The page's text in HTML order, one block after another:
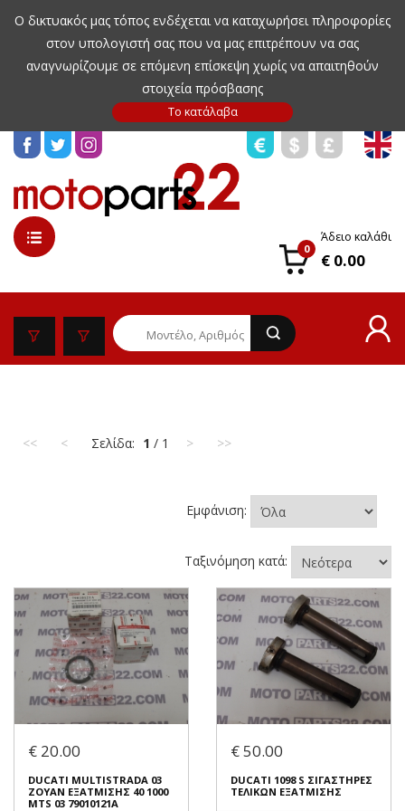
Ο δικτυακός μας τόπος ενδέχεται να καταχωρήσει πληροφορίες
στον υπολογιστή σας που να μας επιτρέπουν να σας
αναγνωρίζουμε σε επόμενη επίσκεψη χωρίς να απαιτηθούν
στοιχεία πρόσβασης
0
Άδειο καλάθι
€ 0.00
<< < Σελίδα: 1 / 1 > >>
Εμφάνιση:
Ταξινόμηση κατά:
€ 20.00
DUCATI MULTISTRADA 03
ΖΟΥΑΝ ΕΞΑΤΜΙΣΗΣ 40 1000
MTS 03 79010121A
€ 50.00
DUCATI 1098 S ΣΙΓΑΣΤΗΡΕΣ
ΤΕΛΙΚΩΝ ΕΞΑΤΜΙΣΗΣ